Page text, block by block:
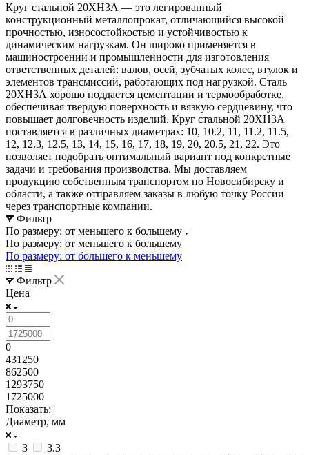
Круг стальной 20ХН3А — это легированный
конструкционный металлопрокат, отличающийся высокой
прочностью, износостойкостью и устойчивостью к
динамическим нагрузкам. Он широко применяется в
машиностроении и промышленности для изготовления
ответственных деталей: валов, осей, зубчатых колес, втулок и
элементов трансмиссий, работающих под нагрузкой. Сталь
20ХН3А хорошо поддается цементации и термообработке,
обеспечивая твердую поверхность и вязкую сердцевину, что
повышает долговечность изделий. Круг стальной 20ХН3А
поставляется в различных диаметрах: 10, 10.2, 11, 11.2, 11.5,
12, 12.3, 12.5, 13, 14, 15, 16, 17, 18, 19, 20, 20.5, 21, 22. Это
позволяет подобрать оптимальный вариант под конкретные
задачи и требования производства. Мы доставляем
продукцию собственным транспортом по Новосибирску и
области, а также отправляем заказы в любую точку России
через транспортные компании.
Фильтр
По размеру: от меньшего к большему
По размеру: от меньшего к большему
По размеру: от большего к меньшему
Фильтр
Цена
0
431250
862500
1293750
1725000
Показать:
Диаметр, мм
3
3.3